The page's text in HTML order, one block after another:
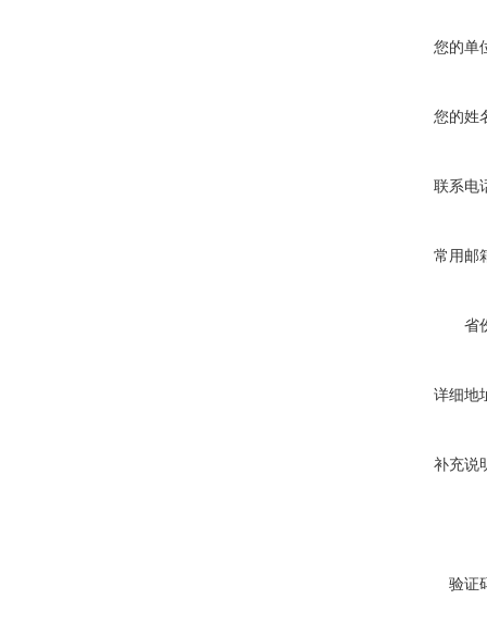
您的单
您的姓
联系电
常用邮
省
详细地
补充说
验证